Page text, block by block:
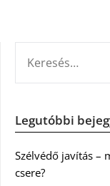
Legutóbbi
Szélvédő javítás –
csere?